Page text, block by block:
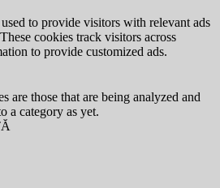
to provide visitors with relevant ads
cookies track visitors across
to provide customized ads.
are those that are being analyzed and
a category as yet.